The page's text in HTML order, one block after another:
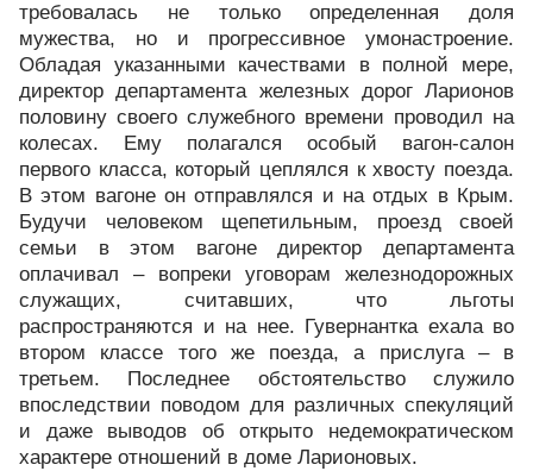
требовалась не только определенная доля
мужества, но и прогрессивное умонастроение.
Обладая указанными качествами в полной мере,
директор департамента железных дорог Ларионов
половину своего служебного времени проводил на
колесах. Ему полагался особый вагон-салон
первого класса, который цеплялся к хвосту поезда.
В этом вагоне он отправлялся и на отдых в Крым.
Будучи человеком щепетильным, проезд своей
семьи в этом вагоне директор департамента
оплачивал – вопреки уговорам железнодорожных
служащих, считавших, что льготы
распространяются и на нее. Гувернантка ехала во
втором классе того же поезда, а прислуга – в
третьем. Последнее обстоятельство служило
впоследствии поводом для различных спекуляций
и даже выводов об открыто недемократическом
характере отношений в доме Ларионовых.